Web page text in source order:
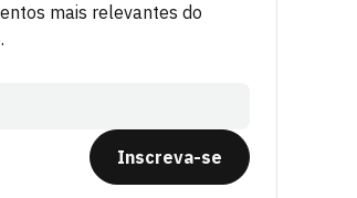
mais relevantes do
Inscreva-se